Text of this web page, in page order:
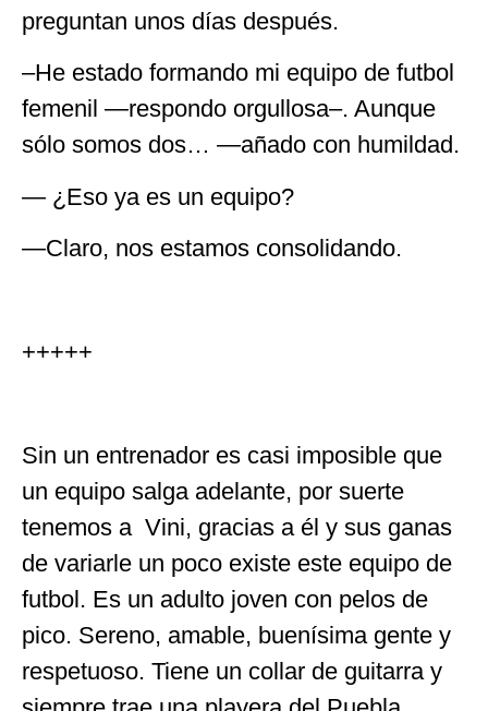
preguntan unos días después.
–He estado formando mi equipo de futbol
femenil —respondo orgullosa–. Aunque
sólo somos dos… —añado con humildad.
— ¿Eso ya es un equipo?
—Claro, nos estamos consolidando.
+++++
Sin un entrenador es casi imposible que
un equipo salga adelante, por suerte
tenemos a Vini, gracias a él y sus ganas
de variarle un poco existe este equipo de
futbol. Es un adulto joven con pelos de
pico. Sereno, amable, buenísima gente y
respetuoso. Tiene un collar de guitarra y